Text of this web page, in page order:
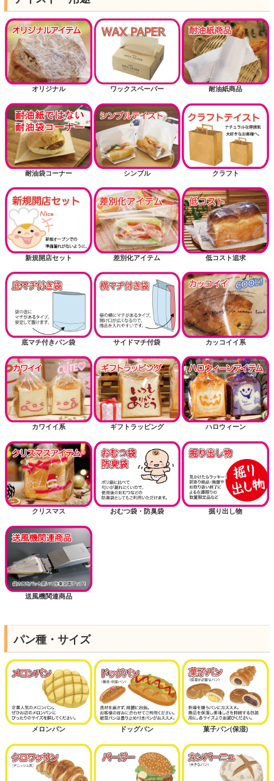
オリジナル ワックスペーパー 耐油紙商品
耐油袋コーナー シンプル クラフト
新規開店セット 差別化アイテム 低コスト追求
底マチ付きパン袋 サイドマチ付袋 カッコイイ系
カワイイ系 ギフトラッピング ハロウィーン
クリスマス おむつ袋・防臭袋 掘り出し物
送風機関連商品
パン種・サイズ
メロンパン ドッグパン 菓子パン(保湿)